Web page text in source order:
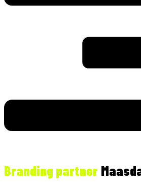
Branding partner